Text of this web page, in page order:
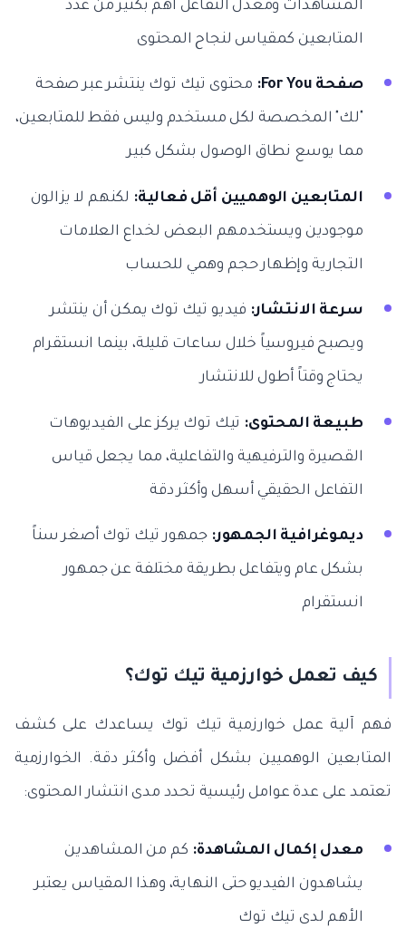
المشاهدات ومعدل التفاعل أهم بكثير من عدد
المتابعين كمقياس لنجاح المحتوى
صفحة For You: محتوى تيك توك ينتشر عبر صفحة
"لك" المخصصة لكل مستخدم وليس فقط للمتابعين،
مما يوسع نطاق الوصول بشكل كبير
المتابعين الوهميين أقل فعالية: لكنهم لا يزالون
موجودين ويستخدمهم البعض لخداع العلامات
التجارية وإظهار حجم وهمي للحساب
سرعة الانتشار: فيديو تيك توك يمكن أن ينتشر
ويصبح فيروسياً خلال ساعات قليلة، بينما انستقرام
يحتاج وقتاً أطول للانتشار
طبيعة المحتوى: تيك توك يركز على الفيديوهات
القصيرة والترفيهية والتفاعلية، مما يجعل قياس
التفاعل الحقيقي أسهل وأكثر دقة
ديموغرافية الجمهور: جمهور تيك توك أصغر سناً
بشكل عام ويتفاعل بطريقة مختلفة عن جمهور
انستقرام
كيف تعمل خوارزمية تيك توك؟
فهم آلية عمل خوارزمية تيك توك يساعدك على كشف
المتابعين الوهميين بشكل أفضل وأكثر دقة. الخوارزمية
تعتمد على عدة عوامل رئيسية تحدد مدى انتشار المحتوى:
معدل إكمال المشاهدة: كم من المشاهدين
يشاهدون الفيديو حتى النهاية، وهذا المقياس يعتبر
الأهم لدى تيك توك